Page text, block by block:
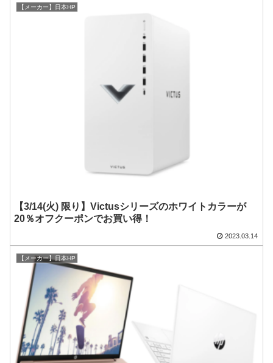
【メーカー】日本HP
【3/14(火) 限り】Victusシリーズのホワイトカラーが
20％オフクーポンでお買い得！
2023.03.14
【メーカー】日本HP